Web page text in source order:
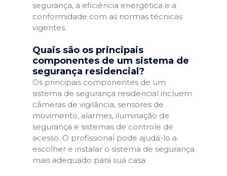
segurança, a eficiência energética e a
conformidade com as normas técnicas
vigentes.
Quais são os principais
componentes de um sistema de
segurança residencial?
Os principais componentes de um
sistema de segurança residencial incluem
câmeras de vigilância, sensores de
movimento, alarmes, iluminação de
segurança e sistemas de controle de
acesso. O profissional pode ajudá-lo a
escolher e instalar o sistema de segurança
mais adequado para sua casa.